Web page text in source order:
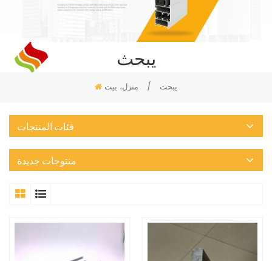
يبحث
منزل، بيت / يبحث
فئات المنتجات
منتوجات جديدة